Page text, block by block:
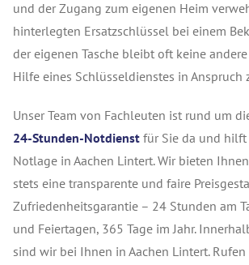
und der Zugang zum eigenen Heim
hinterlegten Ersatzschlüssel bei einem
der eigenen Tasche bleibt oft keine
Hilfe eines Schlüsseldienstes in Anspruch
Unser Team von Fachleuten ist rund um
24-Stunden-Notdienst für Sie da und
Notlage in Aachen Lintert. Wir bieten
stets eine transparente und faire
Zufriedenheitsgarantie – 24 Stunden am
und Feiertagen, 365 Tage im Jahr.
sind wir bei Ihnen in Aachen Lintert.